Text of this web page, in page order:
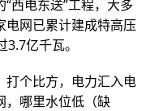
西电东送”工程，大多
电网已累计建成特高压
亿千瓦。
打个比方，电力汇入电
，哪里水位低（缺